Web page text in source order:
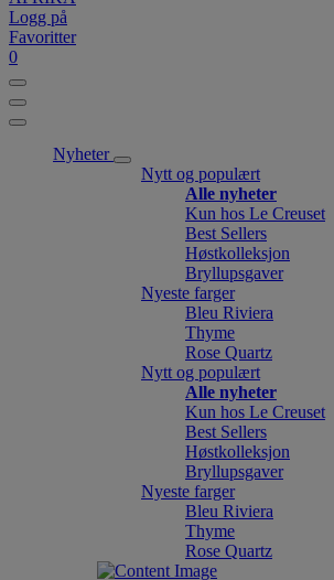
Logg på
Favoritter
0
Nyheter
Nytt og populært
Alle nyheter
Kun hos Le Creuset
Best Sellers
Høstkolleksjon
Bryllupsgaver
Nyeste farger
Bleu Riviera
Thyme
Rose Quartz
Nytt og populært
Alle nyheter
Kun hos Le Creuset
Best Sellers
Høstkolleksjon
Bryllupsgaver
Nyeste farger
Bleu Riviera
Thyme
Rose Quartz